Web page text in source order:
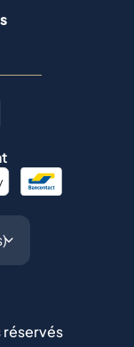
réservés